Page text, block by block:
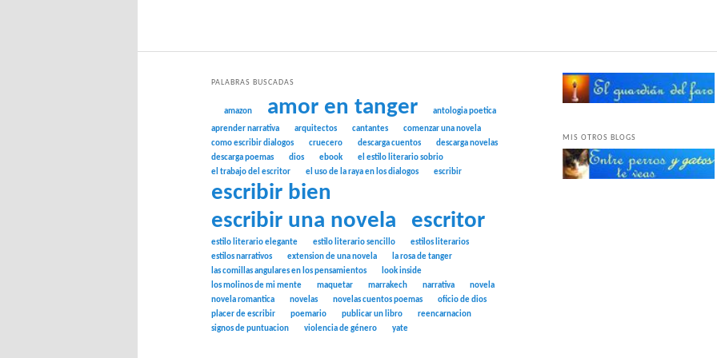
PALABRAS BUSCADAS
amazon amor en tanger
antologia poetica
aprender narrativa
arquitectos cantantes
comenzar una novela
como escribir dialogos
cruecero descarga cuentos
descarga novelas
descarga poemas
dios ebook
el estilo literario sobrio
el trabajo del escritor
el uso de la raya en los dialogos escribir
escribir bien
escribir una novela
escritor
estilo literario elegante estilo literario sencillo
estilos literarios
estilos narrativos
extension de una novela
la rosa de tanger
las comillas angulares en los pensamientos
look inside
los molinos de mi mente
maquetar marrakech narrativa
novela
novela romantica
novelas novelas cuentos poemas
oficio de dios
placer de escribir
poemario publicar un libro
reencarnacion
signos de puntuacion
violencia de género yate
MIS OTROS BLOGS